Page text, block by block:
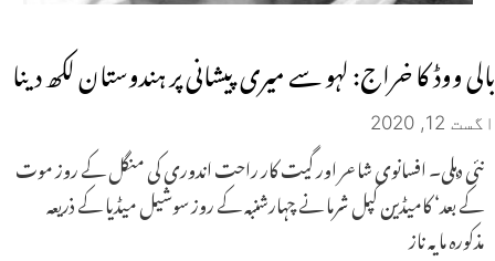
بالی ووڈ کا خراج: لہو سے میری پیشانی پر ہندوستان لکھ دینا
اگست 12, 2020
نئی دہلی۔ افسانوی شاعر اور گیت کار راحت اندوری کی منگل کے روز موت
کے بعد‘ کامیڈین کپل شرما نے چہارشنبہ کے روز سوشیل میڈیا کے ذریعہ
مذکورہ مایہ ناز